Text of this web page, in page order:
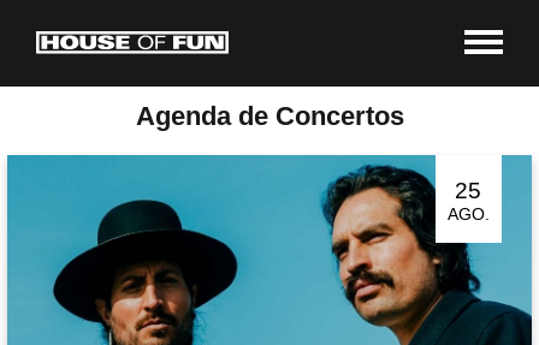
Agenda de Concertos
25
AGO.